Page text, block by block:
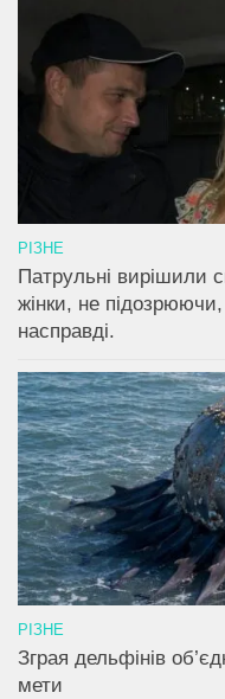
РІЗНЕ
Патрульні вирішили
жінки, не
насправді.
РІЗНЕ
Зграя дельфінів
мети